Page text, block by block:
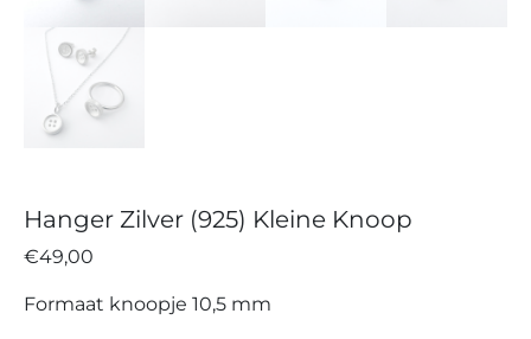
Hanger Zilver (925) Kleine Knoop
€49,00
Formaat knoopje 10,5 mm